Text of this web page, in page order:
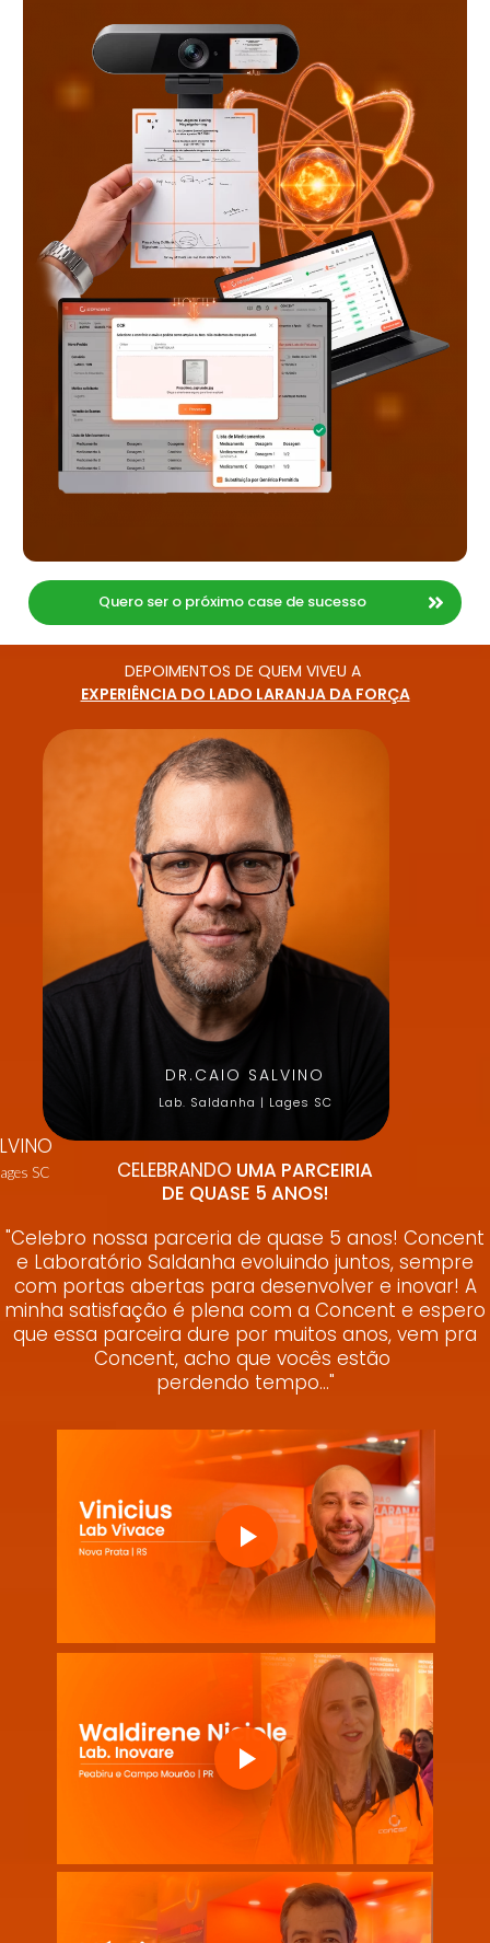
Quero ser o próximo case de sucesso
DEPOIMENTOS DE QUEM VIVEU A
EXPERIÊNCIA DO LADO LARANJA DA FORÇA
DR.CAIO SALVINO
Lab. Saldanha | Lages SC
SC CELEBRANDO UMA PARCEIRIA
DE QUASE 5 ANOS!
"Celebro nossa parceria de quase 5 anos! Concent
e Laboratório Saldanha evoluindo juntos, sempre
com portas abertas para desenvolver e inovar! A
minha satisfação é plena com a Concent e espero
que essa parceira dure por muitos anos, vem pra
Concent, acho que vocês estão
perdendo tempo..."